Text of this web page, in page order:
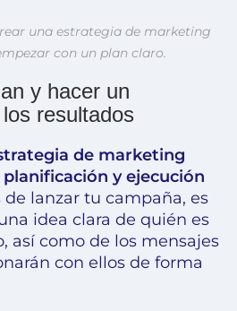
una estrategia de marketing
con un plan claro.
y hacer un
resultados
de marketing
planificación y ejecución
de lanzar tu campaña, es
idea clara de quién es
así como de los mensajes
con ellos de forma